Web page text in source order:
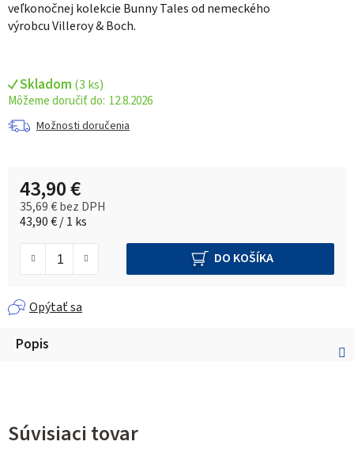
veľkonočnej kolekcie Bunny Tales od nemeckého
výrobcu Villeroy & Boch.
Skladom (3 ks)
12.8.2026
Možnosti doručenia
43,90 €
35,69 € bez DPH
Jednotková cena:
43,90 € / 1 ks
DO KOŠÍKA
Opýtať sa
Popis
Súvisiaci tovar